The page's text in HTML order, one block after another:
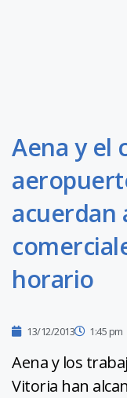
Aena y el
acuerdan
horario
13/12/2013 1:45 pm
Aena y los
Vitoria han